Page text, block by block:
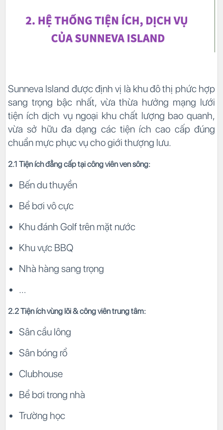
Sunneva Island được định vị là khu đô thị phức hợp
sang trọng bậc nhất, vừa thừa hưởng mạng lưới
tiện ích dịch vụ ngoại khu chất lượng bao quanh,
vừa sở hữu đa dạng các tiện ích cao cấp đúng
chuẩn mực phục vụ cho giới thượng lưu.
2.1 Tiện ích đẳng cấp tại công viên ven sông:
Bến du thuyền
Bể bơi vô cực
Khu đánh Golf trên mặt nước
Khu vực BBQ
Nhà hàng sang trọng
…
2.2 Tiện ích vùng lõi & công viên trung tâm:
Sân cầu lông
Sân bóng rổ
Clubhouse
Bể bơi trong nhà
Trường học